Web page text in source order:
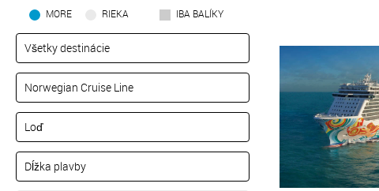
MORE RIEKA IBA BALÍKY